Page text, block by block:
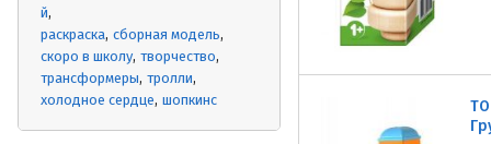
й
раскраска сборная модель
скоро в школу творчество
трансформеры тролли
холодное сердце шопкинс